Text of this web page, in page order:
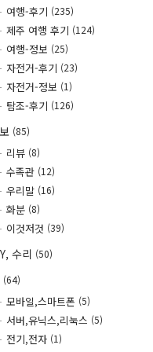
여행-후기 (235)
제주 여행 후기 (124)
여행-정보 (25)
자전거-후기 (23)
자전거-정보 (1)
탐조-후기 (126)
(85)
리뷰 (8)
수족관 (12)
우리말 (16)
화분 (8)
이것저것 (39)
수리 (50)
(64)
모바일,스마트폰 (5)
서버,유닉스,리눅스 (5)
전기,전자 (1)